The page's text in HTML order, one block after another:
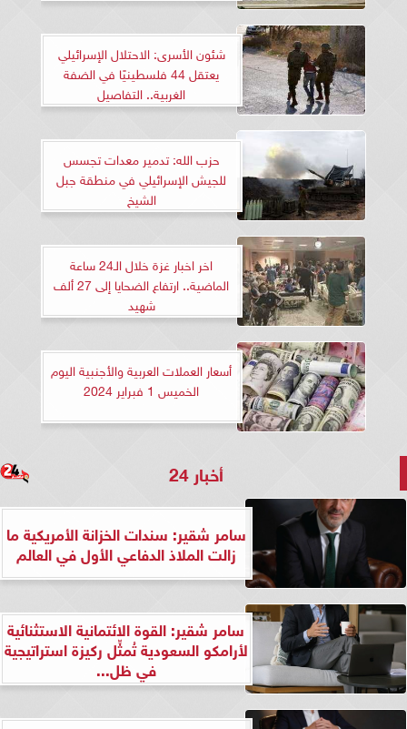
شئون الأسرى: الاحتلال الإسرائيلي
يعتقل 44 فلسطينيًا في الضفة
الغربية.. التفاصيل
حزب الله: تدمير معدات تجسس
للجيش الإسرائيلي في منطقة جبل
الشيخ
اخر اخبار غزة خلال الـ24 ساعة
الماضية.. ارتفاع الضحايا إلى 27 ألف
شهيد
أسعار العملات العربية والأجنبية اليوم
الخميس 1 فبراير 2024
أخبار 24
سامر شقير: سندات الخزانة الأمريكية ما
زالت الملاذ الدفاعي الأول في العالم
سامر شقير: القوة الائتمانية الاستثنائية
لأرامكو السعودية تُمثِّل ركيزة استراتيجية
في ظل...